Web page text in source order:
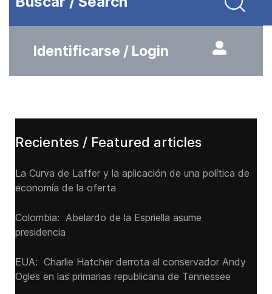
Identificarse / Login
Recientes / Featured articles
La Curva de Laffer y la aplicación de una política de
economía de la oferta
Colombia: Abelardo de la Espriella asume
presidencia
EUA: Charlie Hatcher derrota al conservador Andy
Ogles en las primarias republicana de Tennessee